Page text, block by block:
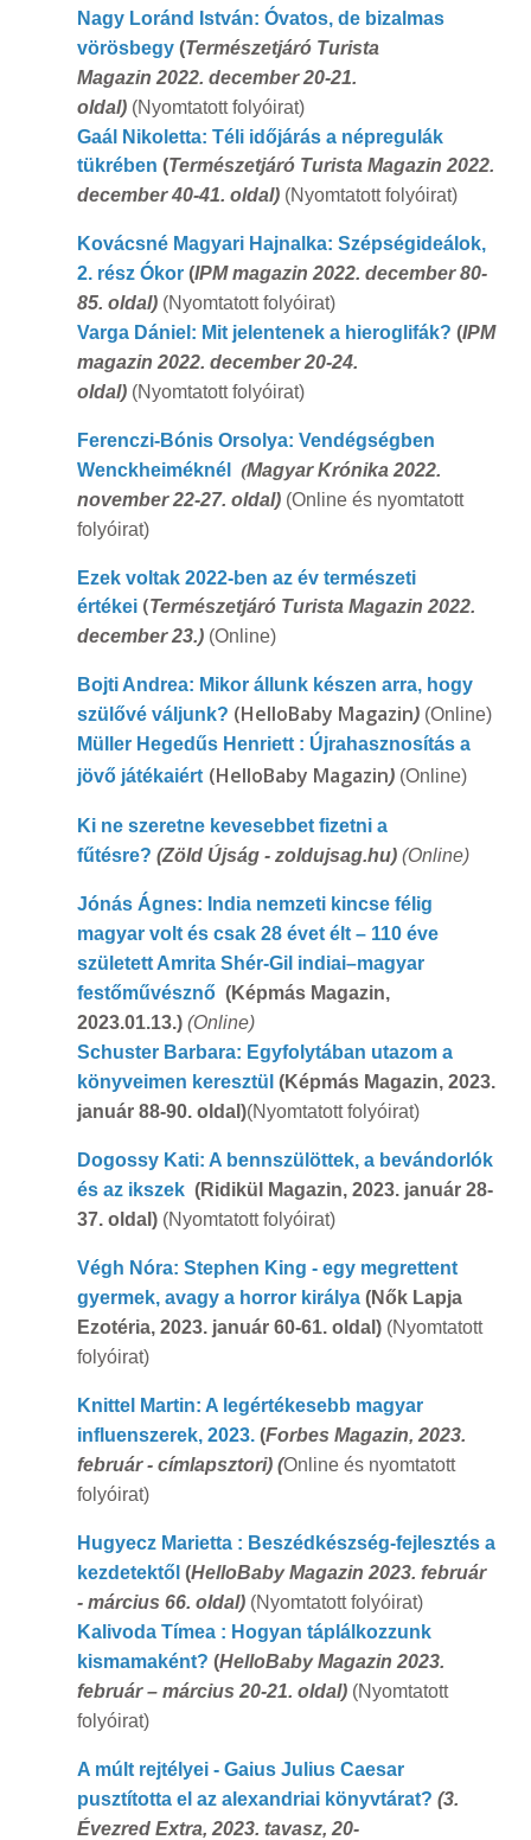
Nagy Loránd István: Óvatos, de bizalmas
vörösbegy (Természetjáró Turista
Magazin 2022. december 20-21.
oldal) (Nyomtatott folyóirat)
Gaál Nikoletta: Téli időjárás a népregulák
tükrében (Természetjáró Turista Magazin 2022.
december 40-41. oldal) (Nyomtatott folyóirat)
Kovácsné Magyari Hajnalka: Szépségideálok,
2. rész Ókor (IPM magazin 2022. december 80-
85. oldal) (Nyomtatott folyóirat)
Varga Dániel: Mit jelentenek a hieroglifák? (IPM
magazin 2022. december 20-24.
oldal) (Nyomtatott folyóirat)
Ferenczi-Bónis Orsolya: Vendégségben
Wenckheiméknél
(Magyar Krónika 2022.
november 22-27. oldal) (Online és nyomtatott
folyóirat)
Ezek voltak 2022-ben az év természeti
értékei (Természetjáró Turista Magazin 2022.
december 23.) (Online)
Bojti Andrea: Mikor állunk készen arra, hogy
szülővé váljunk? (HelloBaby Magazin) (Online)
Müller Hegedűs Henriett : Újrahasznosítás a
jövő játékaiért (HelloBaby Magazin) (Online)
Ki ne szeretne kevesebbet fizetni a
fűtésre? (Zöld Újság - zoldujsag.hu) (Online)
Jónás Ágnes: India nemzeti kincse félig
magyar volt és csak 28 évet élt – 110 éve
született Amrita Shér-Gil indiai–magyar
festőművésznő (Képmás Magazin,
2023.01.13.) (Online)
Schuster Barbara: Egyfolytában utazom a
könyveimen keresztül (Képmás Magazin, 2023.
január 88-90. oldal)(Nyomtatott folyóirat)
Dogossy Kati: A bennszülöttek, a bevándorlók
és az ikszek (Ridikül Magazin, 2023. január 28-
37. oldal) (Nyomtatott folyóirat)
Végh Nóra: Stephen King - egy megrettent
gyermek, avagy a horror királya (Nők Lapja
Ezotéria, 2023. január 60-61. oldal) (Nyomtatott
folyóirat)
Knittel Martin: A legértékesebb magyar
influenszerek, 2023.(Forbes Magazin, 2023.
február - címlapsztori) (Online és nyomtatott
folyóirat)
Hugyecz Marietta : Beszédkészség-fejlesztés a
kezdetektől (HelloBaby Magazin 2023. február
- március 66. oldal) (Nyomtatott folyóirat)
Kalivoda Tímea : Hogyan táplálkozzunk
kismamaként? (HelloBaby Magazin 2023.
február – március 20-21. oldal) (Nyomtatott
folyóirat)
A múlt rejtélyei - Gaius Julius Caesar
pusztította el az alexandriai könyvtárat? (3.
Évezred Extra, 2023. tavasz, 20-